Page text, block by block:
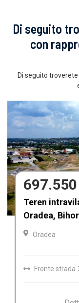
Di seguito
con
Di seguito
Afacere la
Textile in
Craiova